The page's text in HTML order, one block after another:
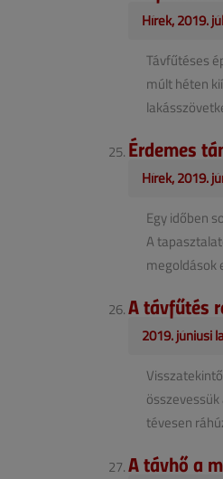
Hírek, 2019.
Távfűtéses
múlt héten
Érdemes
Hírek, 2019.
Egy időben
A
megoldások
A távfűtés
2019. júniusi
tévesen
A távhő a